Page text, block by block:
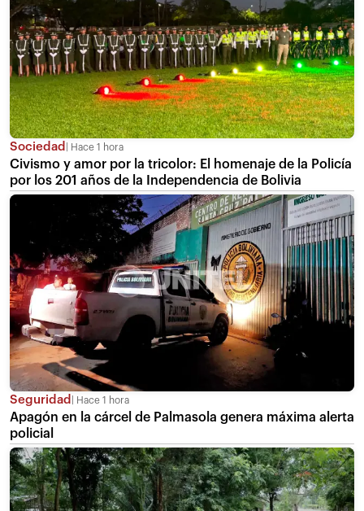
Sociedad Hace 1 hora
Civismo y amor por la tricolor: El homenaje de la Policía
por los 201 años de la Independencia de Bolivia
Seguridad Hace 1 hora
Apagón en la cárcel de Palmasola genera máxima alerta
policial